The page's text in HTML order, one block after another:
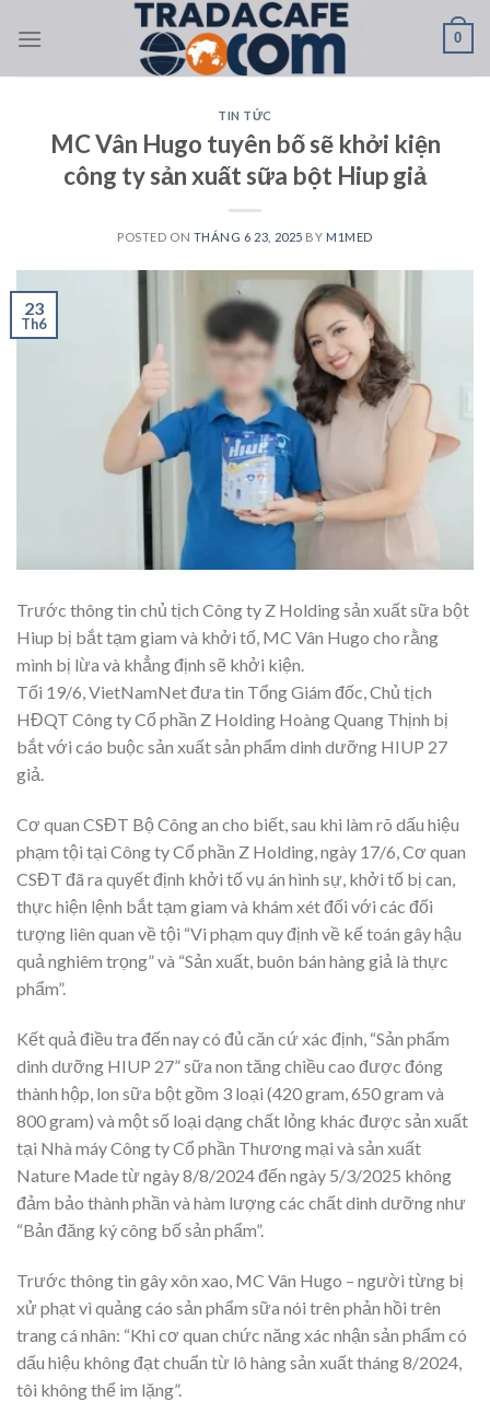
0
TIN TỨC
MC Vân Hugo tuyên bố sẽ khởi kiện
công ty sản xuất sữa bột Hiup giả
POSTED ON THÁNG 6 23, 2025 BY M1MED
23
Th6
Trước thông tin chủ tịch Công ty Z Holding sản xuất sữa bột
Hiup bị bắt tạm giam và khởi tố, MC Vân Hugo cho rằng
mình bị lừa và khẳng định sẽ khởi kiện.
Tối 19/6, VietNamNet đưa tin Tổng Giám đốc, Chủ tịch
HĐQT Công ty Cổ phần Z Holding Hoàng Quang Thịnh bị
bắt với cáo buộc sản xuất sản phẩm dinh dưỡng HIUP 27
giả.
Cơ quan CSĐT Bộ Công an cho biết, sau khi làm rõ dấu hiệu
phạm tội tại Công ty Cổ phần Z Holding, ngày 17/6, Cơ quan
CSĐT đã ra quyết định khởi tố vụ án hình sự, khởi tố bị can,
thực hiện lệnh bắt tạm giam và khám xét đối với các đối
tượng liên quan về tội “Vi phạm quy định về kế toán gây hậu
quả nghiêm trọng” và “Sản xuất, buôn bán hàng giả là thực
phẩm”.
Kết quả điều tra đến nay có đủ căn cứ xác định, “Sản phẩm
dinh dưỡng HIUP 27” sữa non tăng chiều cao được đóng
thành hộp, lon sữa bột gồm 3 loại (420 gram, 650 gram và
800 gram) và một số loại dạng chất lỏng khác được sản xuất
tại Nhà máy Công ty Cổ phần Thương mại và sản xuất
Nature Made từ ngày 8/8/2024 đến ngày 5/3/2025 không
đảm bảo thành phần và hàm lượng các chất dinh dưỡng như
“Bản đăng ký công bố sản phẩm”.
Trước thông tin gây xôn xao, MC Vân Hugo – người từng bị
xử phạt vì quảng cáo sản phẩm sữa nói trên phản hồi trên
trang cá nhân: “Khi cơ quan chức năng xác nhận sản phẩm có
dấu hiệu không đạt chuẩn từ lô hàng sản xuất tháng 8/2024,
tôi không thể im lặng”.